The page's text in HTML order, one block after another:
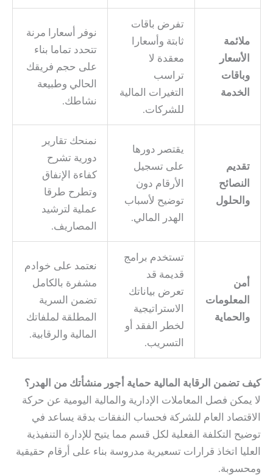
ملائمة
الأسعار
وباقات
الخدمة
تفرض باقات
ثابتة وأسعارا
معقدة لا
تراسب
التغيرات المالية
للشركات.
نوفر أسعارا مرنة
تتحدد تماما بناء
على حجم فريقك
الحالي وطبيعة
نشاطك.
تقديم
النصائح
والحلول
يقتصر دورها
على تسجيل
الأرقام دون
توضيح لأسباب
الهدر المالي.
نمنحك تقارير
دورية تشرح
كفاءة الإنفاق
وتطرح طرقا
عملية لترشيد
المصاريف.
أمن
المعلومات
والحماية
تستخدم برامج
قديمة قد
تعرض بياناتك
الاستراتيجية
لخطر الفقد أو
التسريب.
نعتمد على خوادم
مشفرة بالكامل
تضمن السرية
المطلقة لملفاتك
المالية والرقابية.
كيف تضمن الرقابة المالية حماية أجور منشأتك من الهدر؟
لا يمكن فصل المعاملات الإدارية والمالية اليومية عن حركة
الاقتصاد العام للشركة فحساب النفقات بدقة يساعد في
توضيح التكلفة الفعلية لكل قسم مما يتيح للإدارة التنفيذية
العليا اتخاذ قرارات تسعيرية مدروسة بناء على أرقام حقيقية
ومحسوبة.